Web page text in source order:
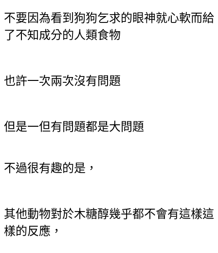
不要因為看到狗狗乞求的眼神就心軟而給
了不知成分的人類食物
也許一次兩次沒有問題
但是一但有問題都是大問題
不過很有趣的是，
其他動物對於木糖醇幾乎都不會有這樣這
樣的反應，